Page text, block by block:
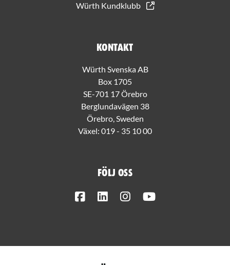
Würth Kundklubb
Kontakt
Würth Svenska AB
Box 1705
SE-701 17 Örebro
Berglundavägen 38
Örebro, Sweden
Växel: 019 - 35 10 00
Följ oss
FacebookLinkedInInstagram